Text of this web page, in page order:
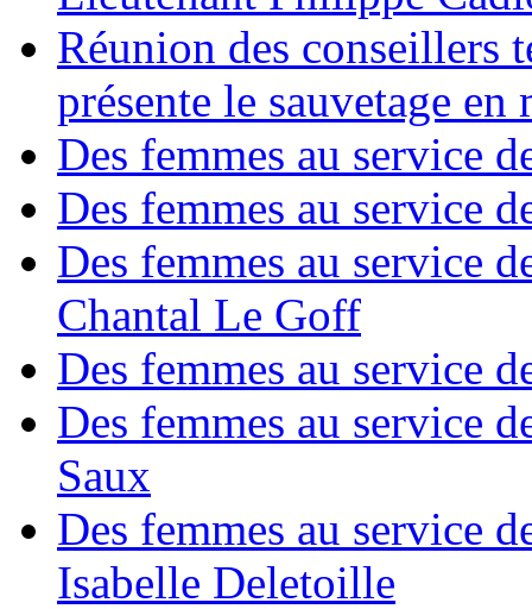
Réunion des conseillers
présente le sauvetage
Des femmes au service
Des femmes au service
Des femmes au service
Chantal Le Goff
Des femmes au service
Des femmes au service
Saux
Des femmes au service
Isabelle Deletoille